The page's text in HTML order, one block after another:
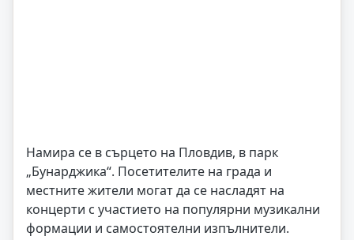
Намира се в сърцето на Пловдив, в парк
„Бунарджика“. Посетителите на града и
местните жители могат да се насладят на
концерти с участието на популярни музикални
формации и самостоятелни изпълнители.